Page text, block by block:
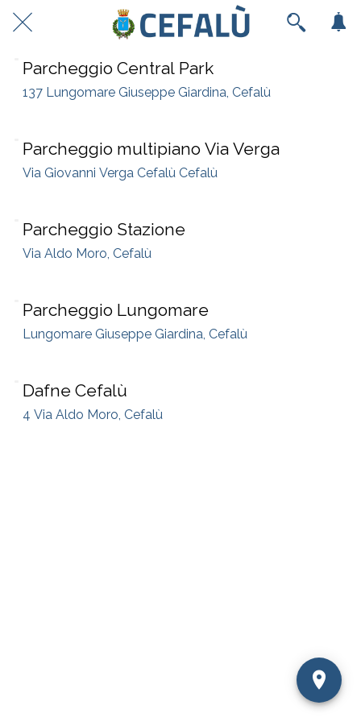
Parcheggio Central Park
137 Lungomare Giuseppe Giardina, Cefalù
Parcheggio multipiano Via Verga
Via Giovanni Verga Cefalù Cefalù
Parcheggio Stazione
Via Aldo Moro, Cefalù
Parcheggio Lungomare
Lungomare Giuseppe Giardina, Cefalù
Dafne Cefalù
4 Via Aldo Moro, Cefalù